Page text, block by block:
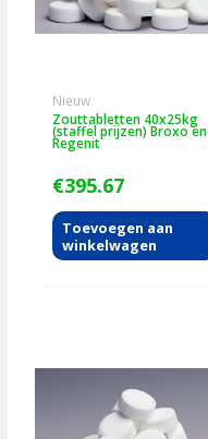
Nieuw
Zouttabletten 40x25kg
(staffel prijzen) Broxo en
Regenit
€395.67
Toevoegen aan
winkelwagen